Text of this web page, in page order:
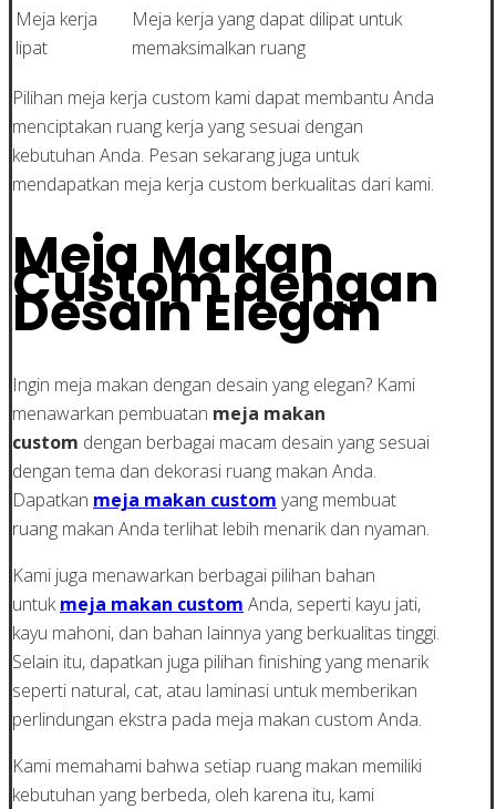
Meja kerja
lipat
Meja kerja yang dapat dilipat untuk
memaksimalkan ruang
Pilihan meja kerja custom kami dapat membantu Anda
menciptakan ruang kerja yang sesuai dengan
kebutuhan Anda. Pesan sekarang juga untuk
mendapatkan meja kerja custom berkualitas dari kami.
Meja Makan
Custom dengan
Desain Elegan
Ingin meja makan dengan desain yang elegan? Kami
menawarkan pembuatan meja makan
custom dengan berbagai macam desain yang sesuai
dengan tema dan dekorasi ruang makan Anda.
Dapatkan meja makan custom yang membuat
ruang makan Anda terlihat lebih menarik dan nyaman.
Kami juga menawarkan berbagai pilihan bahan
untukmeja makan custom Anda, seperti kayu jati,
kayu mahoni, dan bahan lainnya yang berkualitas tinggi.
Selain itu, dapatkan juga pilihan finishing yang menarik
seperti natural, cat, atau laminasi untuk memberikan
perlindungan ekstra pada meja makan custom Anda.
Kami memahami bahwa setiap ruang makan memiliki
kebutuhan yang berbeda, oleh karena itu, kami